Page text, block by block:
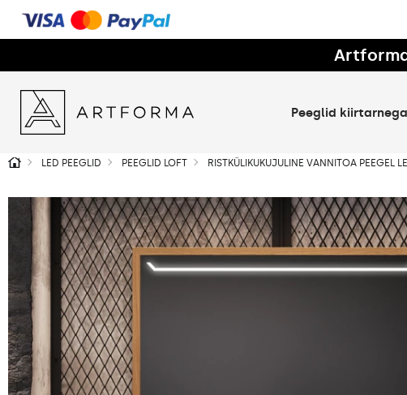
Peeglid kiirtarnega
LED PEEGLID PEEGLID LOFT RISTKÜLIKUKUJULINE VANNITOA PEEGEL